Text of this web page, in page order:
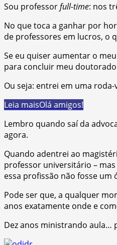
Sou professorfull-time: nos
No que toca a ganhar por
de professores em lucros, o
Se eu quiser aumentar o
para concluir meu
Ou seja: entrei em uma roda-
Leia maisOlá amigos!
Lembro quando saí da
agora.
Quando adentrei ao
professor universitário –
essa profissão não fosse
Pode ser que, a qualquer
anos exatamente onde e
Dez anos ministrando aula…